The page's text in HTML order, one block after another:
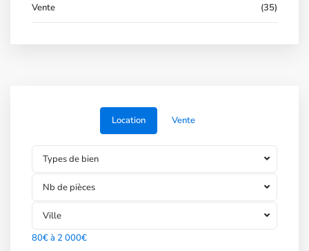
Vente (35)
Location Vente
Types de bien
Nb de pièces
Ville
80€ à 2 000€